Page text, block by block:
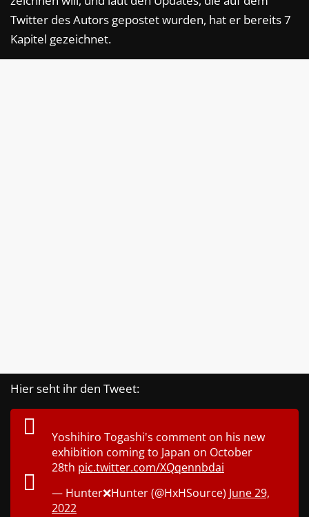
Twitter des Autors gepostet wurden, hat er bereits 7
Kapitel gezeichnet.
Hier seht ihr den Tweet:
Yoshihiro Togashi's comment on his new
exhibition coming to Japan on October
28th pic.twitter.com/XQqennbdai
— Hunter❌Hunter (@HxHSource) June 29,
2022